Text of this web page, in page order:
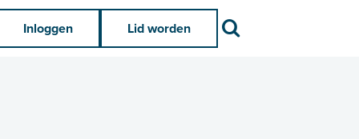
Inloggen Lid worden